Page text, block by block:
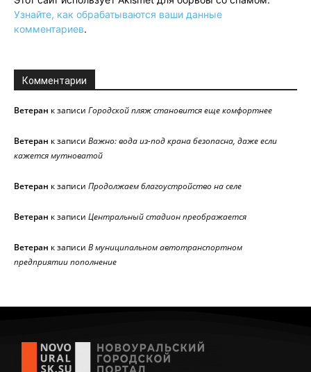
Узнайте, как обрабатываются ваши данные
комментариев.
Комментарии
Ветеран к записи Городской пляж становится еще комфортнее
Ветеран к записи Важно: вода из-под крана безопасна, даже если
кажется мутноватой
Ветеран к записи Продолжаем благоустройство на селе
Ветеран к записи Центральный стадион преображается
Ветеран к записи В муниципальном автотранспортном
предприятии пополнение